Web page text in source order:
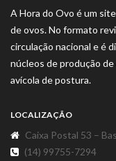
A Hora do Ovo é um
de ovos. No formato
circulação nacional e é
núcleos de produção
avícola de postura.
LOCALIZAÇÃO
Caixa Postal 53 –
(14) 99755-7294